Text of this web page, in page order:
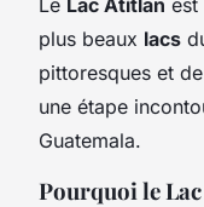
plus beaux lacs
pittoresques et
une étape
Guatemala.
Pourquoi le